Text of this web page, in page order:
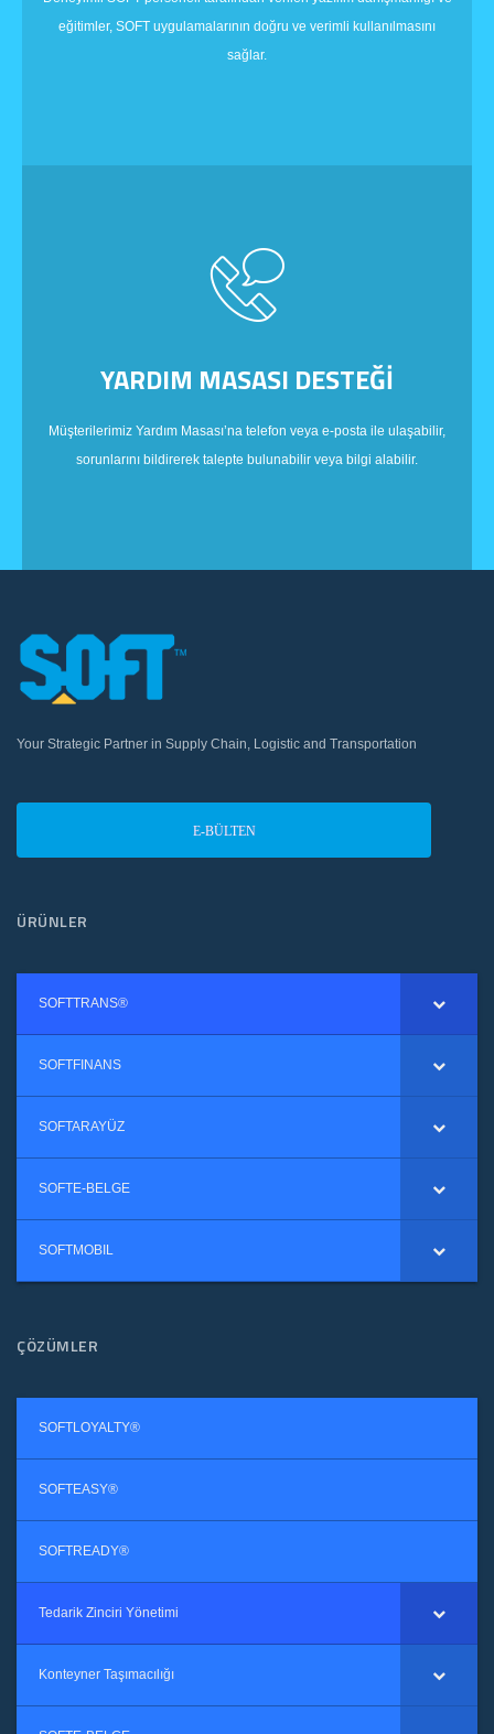
eğitimler, SOFT uygulamalarının doğru ve verimli kullanılmasını
sağlar.
YARDIM MASASI DESTEĞİ
Müşterilerimiz Yardım Masası’na telefon veya e-posta ile ulaşabilir,
sorunlarını bildirerek talepte bulunabilir veya bilgi alabilir.
Your Strategic Partner in Supply Chain, Logistic and Transportation
E-BÜLTEN
ÜRÜNLER
SOFTTRANS®
SOFTFINANS
SOFTARAYÜZ
SOFTE-BELGE
SOFTMOBIL
ÇÖZÜMLER
SOFTLOYALTY®
SOFTEASY®
SOFTREADY®
Tedarik Zinciri Yönetimi
Konteyner Taşımacılığı